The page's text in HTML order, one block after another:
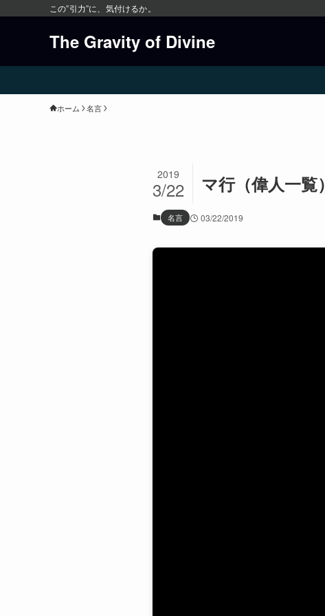
この”引力”に、気付けるか。
The Gravity of Divine
ホーム 名言
マ行（偉人一覧）
2019
3/22
名言 03/22/2019